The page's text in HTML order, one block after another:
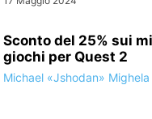
Sconto del 25% sui
giochi per Quest 2
Michael «Jshodan» Mighela